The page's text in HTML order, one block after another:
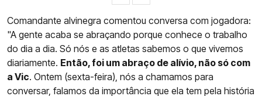
Comandante alvinegra comentou conversa com jogadora:
"A gente acaba se abraçando porque conhece o trabalho
do dia a dia. Só nós e as atletas sabemos o que vivemos
diariamente. Então, foi um abraço de alívio, não só com
a Vic. Ontem (sexta-feira), nós a chamamos para
conversar, falamos da importância que ela tem pela história